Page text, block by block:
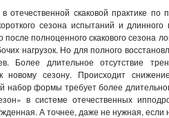
отечественной скаковой практике
сезона испытаний и
после полноценного скакового сезона
нагрузок. Но для полного
Более длительное отсутствие
новому сезону. Происходит
набор формы требует более
в системе отечественных
А точнее, даже не нужная, если